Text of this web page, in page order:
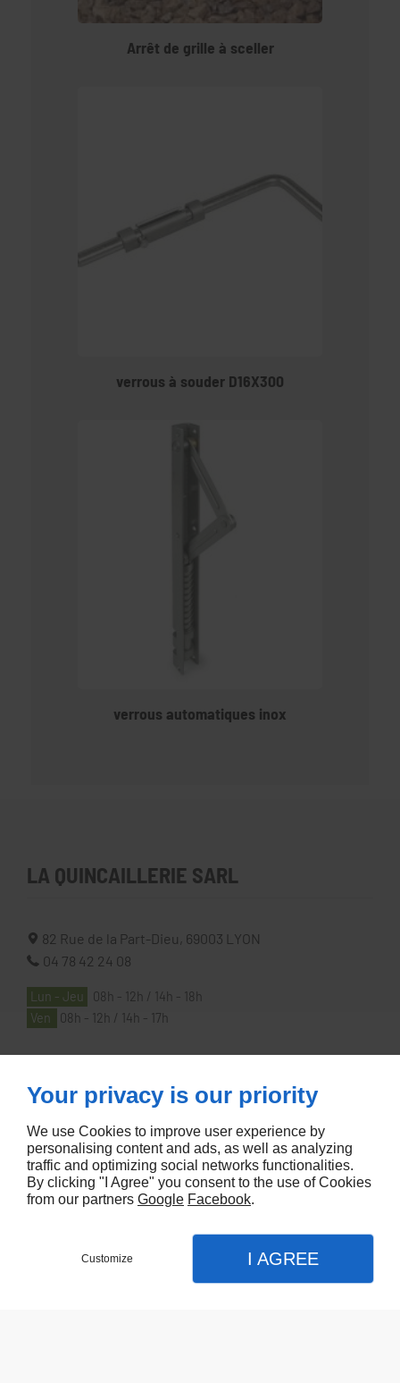
Arrêt de grille à sceller
verrous à souder D16X300
verrous automatiques inox
LA QUINCAILLERIE SARL
82 Rue de la Part-Dieu, 69003
LYON
04 78 42 24 08
Lun - Jeu
08h - 12h / 14h - 18h
Ven
08h - 12h / 14h - 17h
À PROPOS
Accueil
Contactez-nous
Mentions légales
Plan du site
Your privacy is our priority
We use Cookies to improve user experience by
personalising content and ads, as well as analyzing
traffic and optimizing social networks functionalities.
By clicking "I Agree" you consent to the use of Cookies
from our partners Google Facebook.
Customize I AGREE